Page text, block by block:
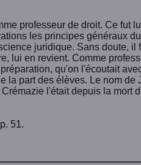
professeur de droit. Ce fut
les principes généraux
juridique. Sans doute, il
en revient. Comme
qu'on l'écoutait
part des élèves. Le nom
l'était depuis la mort
51.